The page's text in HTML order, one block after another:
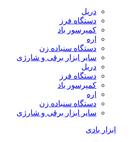
دریل
دستگاه فرز
کمپرسور باد
اره
دستگاه سنباده زن
سایر ابزار برقی و شارژی
دریل
دستگاه فرز
کمپرسور باد
اره
دستگاه سنباده زن
سایر ابزار برقی و شارژی
ابزار بادی